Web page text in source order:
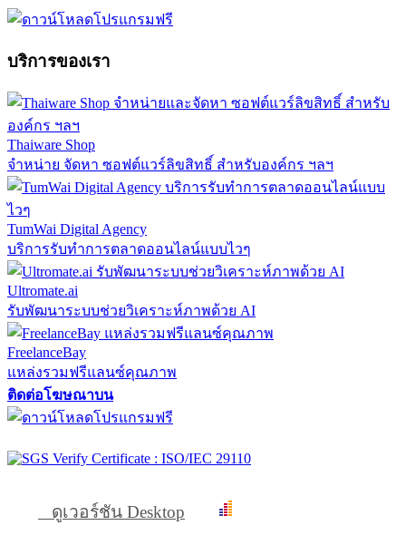
บริการของเรา
Thaiware Shop
จำหน่าย จัดหา ซอฟต์แวร์ลิขสิทธิ์ สำหรับองค์กร ฯลฯ
TumWai Digital Agency
บริการรับทำการตลาดออนไลน์แบบไวๆ
Ultromate.ai
รับพัฒนาระบบช่วยวิเคราะห์ภาพด้วย AI
FreelanceBay
แหล่งรวมฟรีแลนซ์คุณภาพ
ติดต่อโฆษณาบน
ดูเวอร์ชัน Desktop